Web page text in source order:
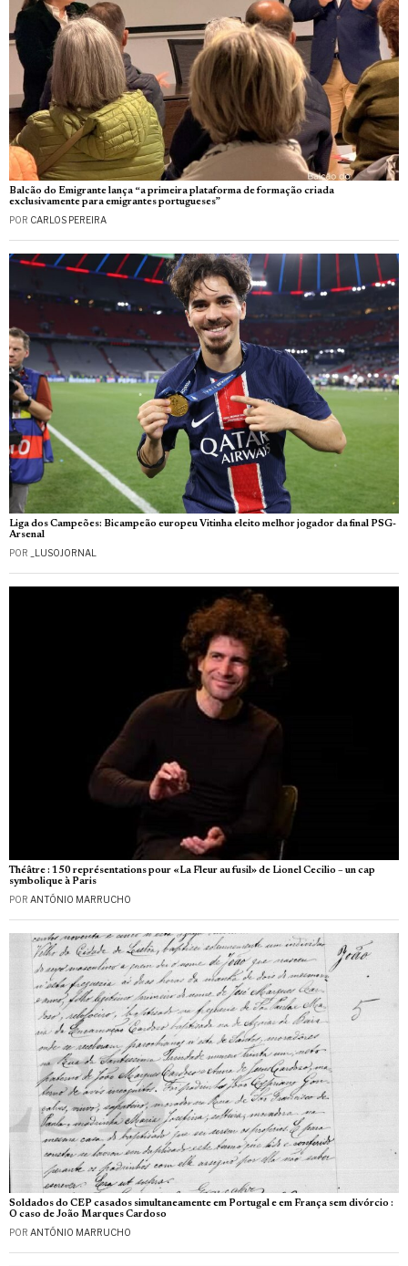
Balcão do Emigrante lança “a primeira plataforma de formação criada
exclusivamente para emigrantes portugueses”
POR CARLOS PEREIRA
Liga dos Campeões: Bicampeão europeu Vitinha eleito melhor jogador da final PSG-
Arsenal
POR _LUSOJORNAL
Théâtre : 150 représentations pour «La Fleur au fusil» de Lionel Cecilio – un cap
symbolique à Paris
POR ANTÓNIO MARRUCHO
Soldados do CEP casados simultaneamente em Portugal e em França sem divórcio :
O caso de João Marques Cardoso
POR ANTÓNIO MARRUCHO